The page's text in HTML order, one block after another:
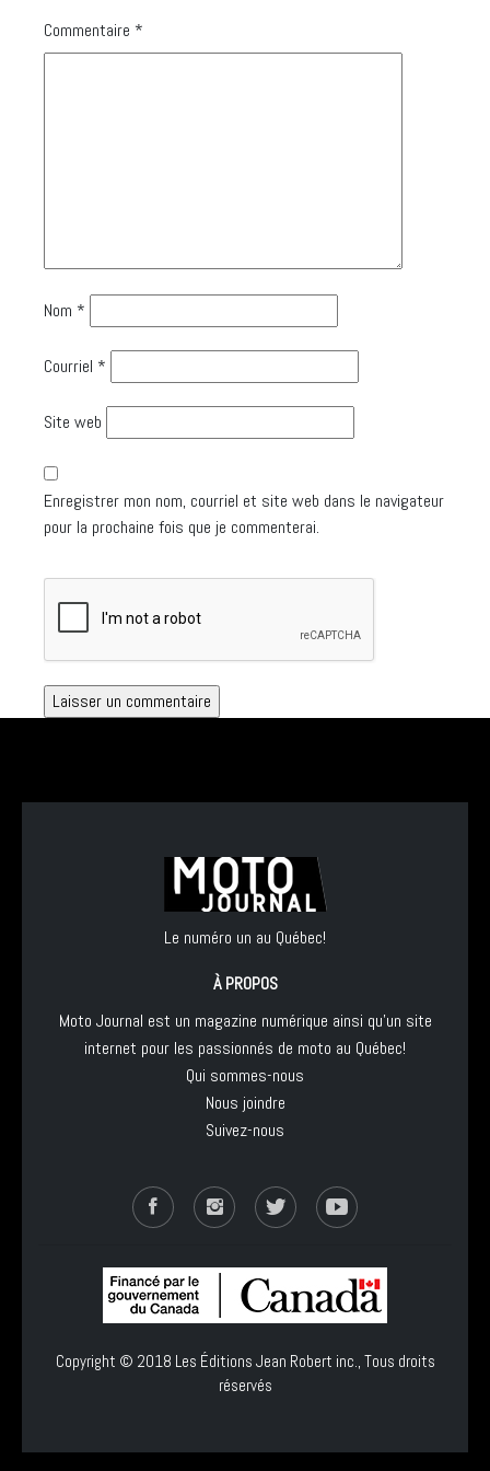
Commentaire *
Nom *
Courriel *
Site web
Enregistrer mon nom, courriel et site web dans le navigateur
pour la prochaine fois que je commenterai.
Le numéro un au Québec!
À PROPOS
Moto Journal est un magazine numérique ainsi qu'un site
internet pour les passionnés de moto au Québec!
Qui sommes-nous
Nous joindre
Suivez-nous
Copyright © 2018 Les Éditions Jean Robert inc., Tous droits
réservés